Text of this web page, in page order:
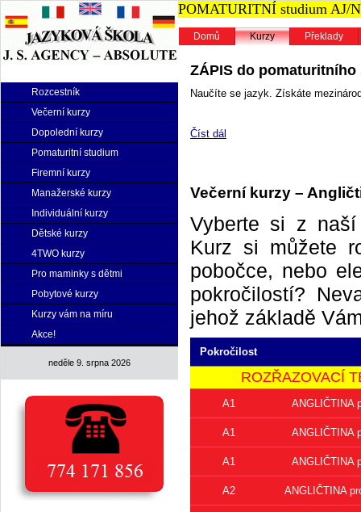
Rozcestník
Večerní kurzy
Dopolední kurzy
Pomaturitní studium
Firemní kurzy
Manažerské kurzy
Individuální kurzy
Dětské kurzy
4TWO kurzy
Pro maminky s dětmi
Pobytové kurzy
Kurzy vám na míru
Akce!
neděle 9. srpna 2026
POMATURITNÍ studium AJ/
Domů Kurzy Překlady
ZÁPIS do pomaturitního
Naučíte se jazyk. Získáte
Číst dál
Večerní kurzy –
Vyberte si z
Kurz si můžete
pobočce, nebo
pokročilostí?
jehož základě
Pokročilost
ROZŘAZOVACÍ
A1 ANGLIČTINA
A1 ANGLIČTINA
A1 ANGLIČTINA
A2 ANGLIČTINA